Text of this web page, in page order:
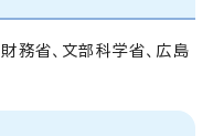
務省、文部科学省、広島